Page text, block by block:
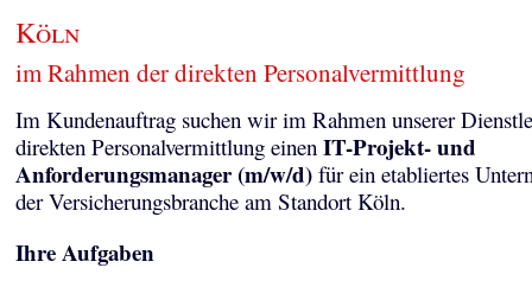
Köln
im Rahmen der direkten Personalvermittlung
Im Kundenauftrag suchen wir im Rahmen unserer
direkten Personalvermittlung einen IT-Projekt- und
Anforderungsmanager (m/w/d)für ein etabliertes
der Versicherungsbranche am Standort Köln.
Ihre Aufgaben